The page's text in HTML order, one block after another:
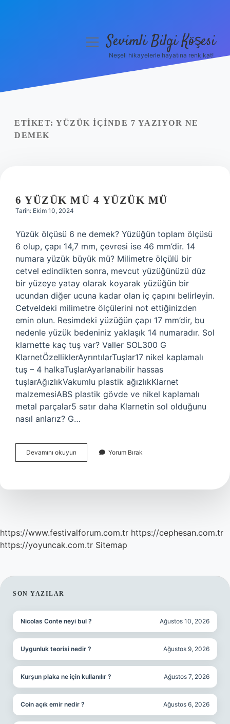
Yasal Uyarı
menüyüSevimli Bilgi Köşesi
Neşeli hikayelerle hayatına renk kat!
ETIKET: YÜZÜK IÇINDE 7 YAZIYOR NE
DEMEK
6 YÜZÜK MÜ 4 YÜZÜK MÜ
Tarih: Ekim 10, 2024
Yüzük ölçüsü 6 ne demek? Yüzüğün toplam ölçüsü
6 olup, çapı 14,7 mm, çevresi ise 46 mm’dir. 14
numara yüzük büyük mü? Milimetre ölçülü bir
cetvel edindikten sonra, mevcut yüzüğünüzü düz
bir yüzeye yatay olarak koyarak yüzüğün bir
ucundan diğer ucuna kadar olan iç çapını belirleyin.
Cetveldeki milimetre ölçülerini not ettiğinizden
emin olun. Resimdeki yüzüğün çapı 17 mm’dir, bu
nedenle yüzük bedeniniz yaklaşık 14 numaradır. Sol
klarnette kaç tuş var? Valler SOL300 G
KlarnetÖzelliklerAyrıntılarTuşlar17 nikel kaplamalı
tuş – 4 halkaTuşlarAyarlanabilir hassas
tuşlarAğızlıkVakumlu plastik ağızlıkKlarnet
malzemesiABS plastik gövde ve nikel kaplamalı
metal parçalar5 satır daha Klarnetin sol olduğunu
nasıl anlarız? G…
Devamını okuyun
Yüzük
Yüzük
Yorum Bırak
https://www.festivalforum.com.tr https://cephesan.com.tr
https://yoyuncak.com.tr Sitemap
SIDEBAR
SON YAZILAR
Nicolas Conte neyi bul ? Ağustos 10, 2026
Uygunluk teorisi nedir ? Ağustos 9, 2026
Kurşun plaka ne için kullanılır ? Ağustos 7, 2026
Coin açık emir nedir ? Ağustos 6, 2026